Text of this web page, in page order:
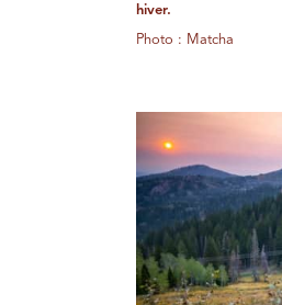
hiver.
Photo : Matcha